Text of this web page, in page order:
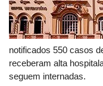
notificados 550 casos
receberam alta
seguem internadas.